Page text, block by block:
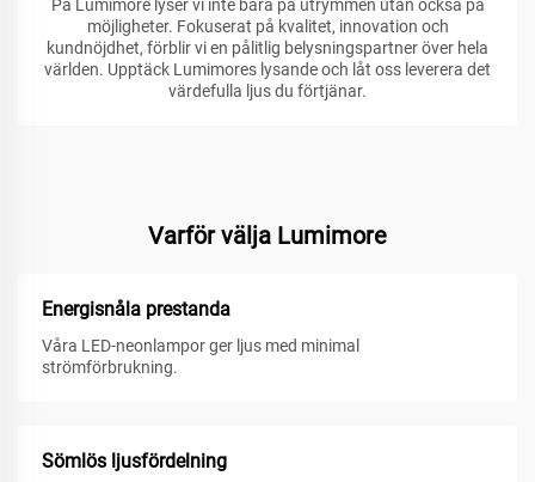
På Lumimore lyser vi inte bara på utrymmen utan också på
möjligheter. Fokuserat på kvalitet, innovation och
kundnöjdhet, förblir vi en pålitlig belysningspartner över hela
världen. Upptäck Lumimores lysande och låt oss leverera det
värdefulla ljus du förtjänar.
Varför välja Lumimore
Energisnåla prestanda
Våra LED-neonlampor ger ljus med minimal
strömförbrukning.
Sömlös ljusfördelning